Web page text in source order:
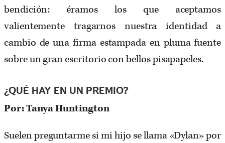
bendición: éramos los que aceptamos
valientemente tragarnos nuestra identidad a
cambio de una firma estampada en pluma fuente
sobre un gran escritorio con bellos pisapapeles.
¿QUÉ HAY EN UN PREMIO?
Por: Tanya Huntington
Suelen preguntarme si mi hijo se llama «Dylan» por